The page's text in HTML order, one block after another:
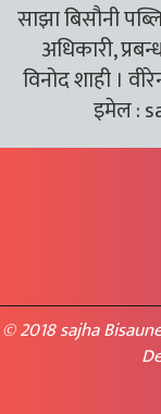
साझा बिसौनी
अधिकारी,
विनोद शाही ।
इमेल :
© 2018 sajha